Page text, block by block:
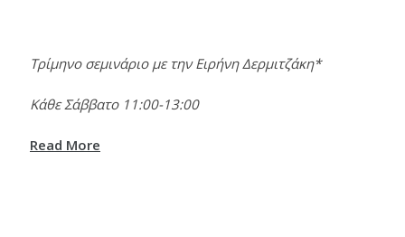
Τρίμηνο σεμινάριο με την Ειρήνη Δερμιτζάκη*
Κάθε Σάββατο 11:00-13:00
Read More